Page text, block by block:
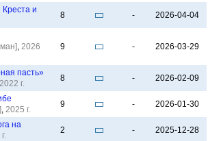
и
8 - 2026-04-04
, 2026
9 - 2026-03-29
пасть»
2022 г.
8 - 2026-02-09
, 2025 г.
9 - 2026-01-30
на
2 - 2025-12-28